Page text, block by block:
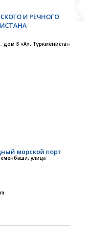
И РЕЧНОГО
8 «А», Туркменистан
морской порт
улица